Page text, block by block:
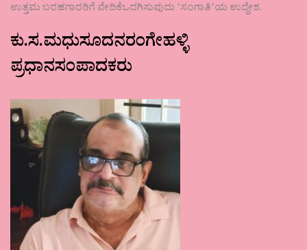
ಉತ್ತಮ ಬರಹಗಾರರಿಗೆ ವೇದಿಕೆಒದಗಿಸುವುದು ʼಸಂಗಾತಿʼಯ ಉದ್ದೇಶ.
ಕು.ಸ.ಮಧುಸೂದನರಂಗೇಹಳ್ಳಿ
ಪ್ರಧಾನಸಂಪಾದಕರು